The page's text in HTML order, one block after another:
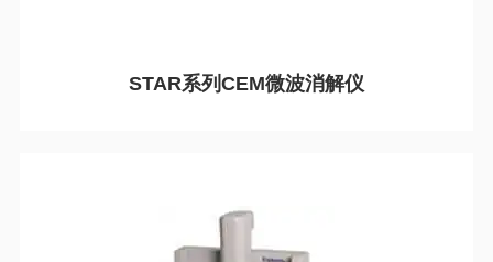
STAR系列CEM微波消解仪